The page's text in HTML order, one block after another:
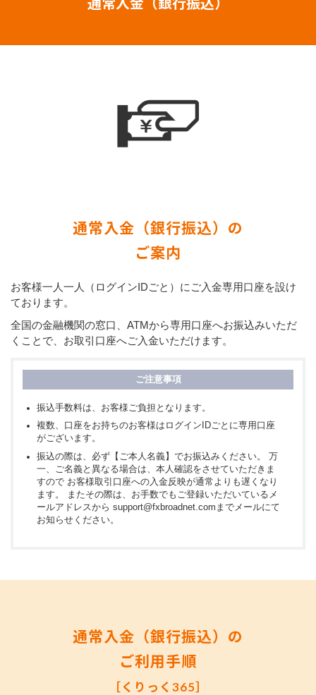
通常入金（銀行振込）の
ご案内
お客様一人一人（ログインIDごと）にご入金専用口座を設け
ております。
全国の金融機関の窓口、ATMから専用口座へお振込みいただ
くことで、お取引口座へご入金いただけます。
振込手数料は、お客様ご負担となります。
複数、口座をお持ちのお客様はログインIDごとに専用口座
がございます。
振込の際は、必ず【ご本人名義】でお振込みください。 万
一、ご名義と異なる場合は、本人確認をさせていただきま
すので お客様取引口座への入金反映が通常よりも遅くなり
ます。 またその際は、お手数でもご登録いただいているメ
ールアドレスから support@fxbroadnet.comまでメールにて
お知らせください。
通常入金（銀行振込）の
ご利用手順
［くりっく365］